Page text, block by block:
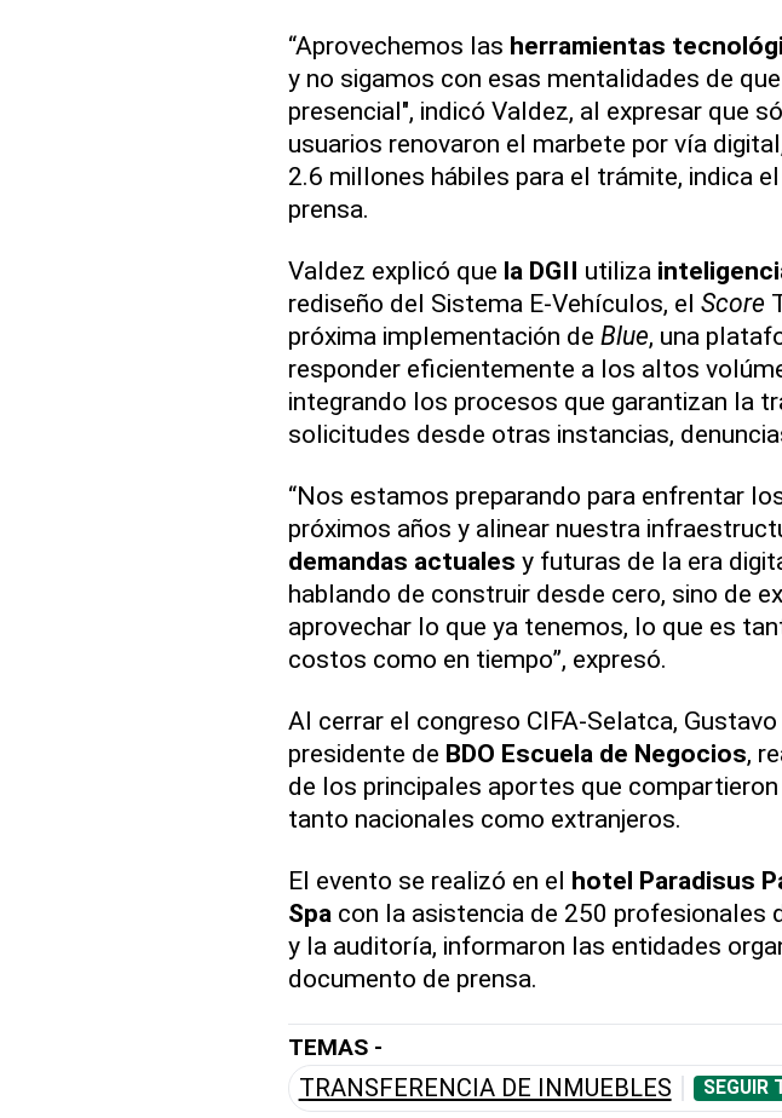
“Aprovechemos las herramientas
y no sigamos con esas mentalidades de
presencial", indicó Valdez, al expresar que
usuarios renovaron el marbete por vía
2.6 millones hábiles para el trámite, indica
prensa.
Valdez explicó que la DGII utiliza
rediseño del Sistema E-Vehículos, el Score
próxima implementación de Blue, una
responder eficientemente a los altos
integrando los procesos que garantizan la
solicitudes desde otras instancias,
“Nos estamos preparando para enfrentar
próximos años y alinear nuestra
demandas actuales y futuras de la era
hablando de construir desde cero, sino de
aprovechar lo que ya tenemos, lo que es
costos como en tiempo”, expresó.
Al cerrar el congreso CIFA-Selatca, Gustavo
presidente de BDO Escuela de Negocios,
de los principales aportes que
tanto nacionales como extranjeros.
El evento se realizó en el hotel Paradisus
Spacon la asistencia de 250 profesionales
y la auditoría, informaron las entidades
documento de prensa.
TEMAS -
TRANSFERENCIA DE INMUEBLES SEGUIR